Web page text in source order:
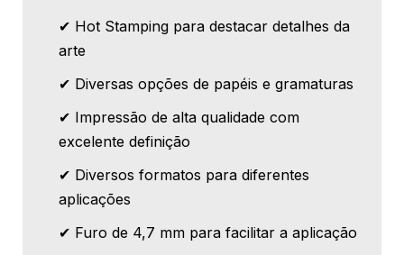
✔ Hot Stamping para destacar detalhes da
arte
✔ Diversas opções de papéis e gramaturas
✔ Impressão de alta qualidade com
excelente definição
✔ Diversos formatos para diferentes
aplicações
✔ Furo de 4,7 mm para facilitar a aplicação